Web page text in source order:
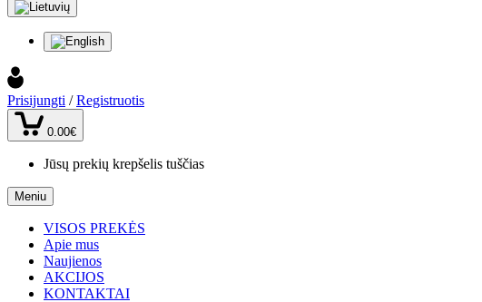
Prisijungti / Registruotis
0.00€
Jūsų prekių krepšelis tuščias
Meniu
VISOS PREKĖS
Apie mus
Naujienos
AKCIJOS
KONTAKTAI